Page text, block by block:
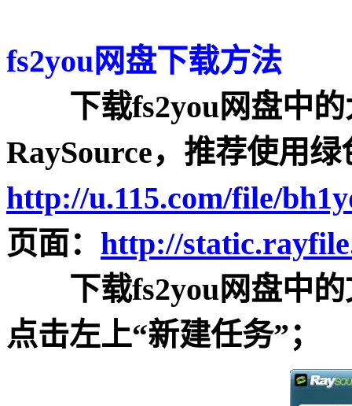
fs2you网盘下载方法
下载fs2you网盘中的
RaySource，推荐使用
http://u.115.com/file/
页面： http://
下载fs2you网盘中的
点击左上“新建任务”；